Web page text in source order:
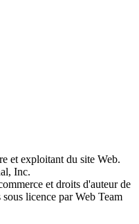
et exploitant du site Web.
Inc.
et droits d'auteur de
licence par Web Team